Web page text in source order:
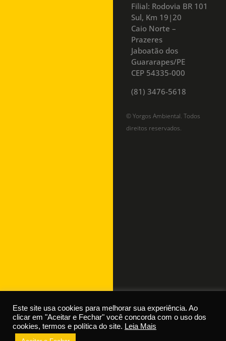
Filial: Rodovia BR 101
Sul, Km 19|20
Caio Norte –
Prazeres
Jaboatão dos
Guararapes/PE
CEP 54335-000
(81) 3476-5618
© Yorgos Ambiental. Todos
direitos reservados.
Este site usa cookies para melhorar sua experiência. Ao
clicar em "Aceitar e Fechar" você concorda com o uso dos
cookies, termos e política do site. Leia Mais
Dúvidas? Fale com o SAC!